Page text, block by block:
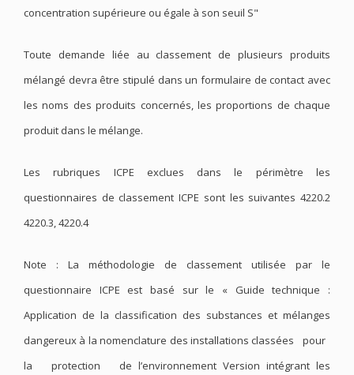
concentration supérieure ou égale à son seuil S"
Toute demande liée au classement de plusieurs produits
mélangé devra être stipulé dans un formulaire de contact avec
les noms des produits concernés, les proportions de chaque
produit dans le mélange.
Les rubriques ICPE exclues dans le périmètre les
questionnaires de classement ICPE sont les suivantes 4220.2
4220.3, 4220.4
Note : La méthodologie de classement utilisée par le
questionnaire ICPE est basé sur le « Guide technique :
Application de la classification des substances et mélanges
dangereux à la nomenclature des installations classées pour
la protection de l’environnement Version intégrant les